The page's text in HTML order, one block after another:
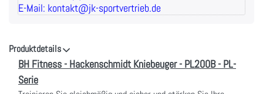
E-Mail: kontakt@jk-sportvertrieb.de
Produktdetails
BH Fitness - Hackenschmidt Kniebeuger - PL200B - PL-
Serie